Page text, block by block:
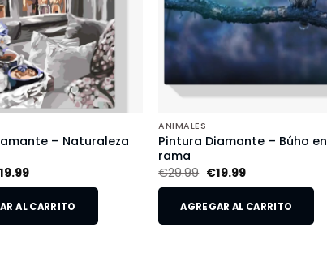
– Naturaleza
AL CARRITO
ANIMALES
Pintura Diamante – Búho en
rama
€29.99 €19.99
AGREGAR AL CARRITO